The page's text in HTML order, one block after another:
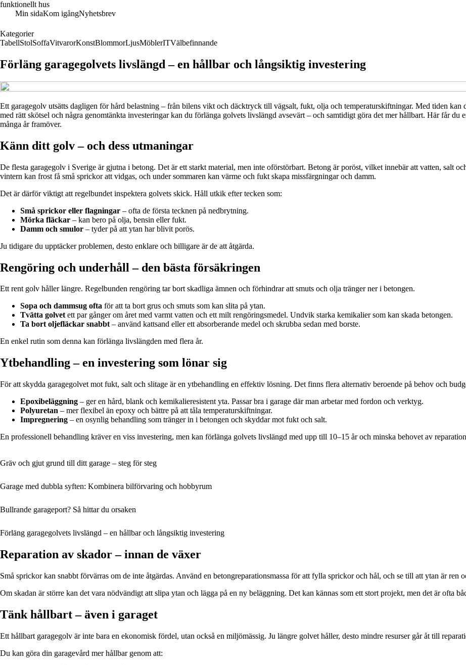
funktionellt hus
Min sidaKom igångNyhetsbrev
Kategorier
TabellStolSoffaVitvarorKonstBlommorLjusMöblerITVälbefinnande
Förläng garagegolvets livslängd – en hållbar och långsiktig investering
Ett garagegolv utsätts dagligen för hård belastning – från bilens vikt och däcktryck till vägsalt, fukt, olja och temperaturskiftningar. Med tiden
med rätt skötsel och några genomtänkta investeringar kan du förlänga golvets livslängd avsevärt – och samtidigt göra det mer hållbart. Här får
många år framöver.
Känn ditt golv – och dess utmaningar
De flesta garagegolv i Sverige är gjutna i betong. Det är ett starkt material, men inte oförstörbart. Betong är poröst, vilket innebär att vatten, salt
vintern kan frost få små sprickor att vidgas, och under sommaren kan värme och fukt skapa missfärgningar och damm.
Det är därför viktigt att regelbundet inspektera golvets skick. Håll utkik efter tecken som:
Små sprickor eller flagningar – ofta de första tecknen på nedbrytning.
Mörka fläckar – kan bero på olja, bensin eller fukt.
Damm och smulor – tyder på att ytan har blivit porös.
Ju tidigare du upptäcker problemen, desto enklare och billigare är de att åtgärda.
Rengöring och underhåll – den bästa försäkringen
Ett rent golv håller längre. Regelbunden rengöring tar bort skadliga ämnen och förhindrar att smuts och olja tränger ner i betongen.
Sopa och dammsug ofta för att ta bort grus och smuts som kan slita på ytan.
Tvätta golvetett par gånger om året med varmt vatten och ett milt rengöringsmedel. Undvik starka kemikalier som kan skada betongen.
Ta bort oljefläckar snabbt– använd kattsand eller ett absorberande medel och skrubba sedan med borste.
En enkel rutin som denna kan förlänga livslängden med flera år.
Ytbehandling – en investering som lönar sig
För att skydda garagegolvet mot fukt, salt och slitage är en ytbehandling en effektiv lösning. Det finns flera alternativ beroende på behov och
Epoxibeläggning – ger en hård, blank och kemikalieresistent yta. Passar bra i garage där man arbetar med fordon och verktyg.
Polyuretan – mer flexibel än epoxy och bättre på att tåla temperaturskiftningar.
Impregnering – en osynlig behandling som tränger in i betongen och skyddar mot fukt och salt.
En professionell behandling kräver en viss investering, men kan förlänga golvets livslängd med upp till 10–15 år och minska behovet av
Gräv och gjut grund till ditt garage – steg för steg
Garage med dubbla syften: Kombinera bilförvaring och hobbyrum
Bullrande garageport? Så hittar du orsaken
Förläng garagegolvets livslängd – en hållbar och långsiktig investering
Reparation av skador – innan de växer
Små sprickor kan snabbt förvärras om de inte åtgärdas. Använd en betongreparationsmassa för att fylla sprickor och hål, och se till att ytan är ren
Om skadan är större kan det vara nödvändigt att slipa ytan och lägga på en ny beläggning. Det kan kännas som ett stort projekt, men det är ofta
Tänk hållbart – även i garaget
Ett hållbart garagegolv är inte bara en ekonomisk fördel, utan också en miljömässig. Ju längre golvet håller, desto mindre resurser går åt till
Du kan göra din garagevård mer hållbar genom att: